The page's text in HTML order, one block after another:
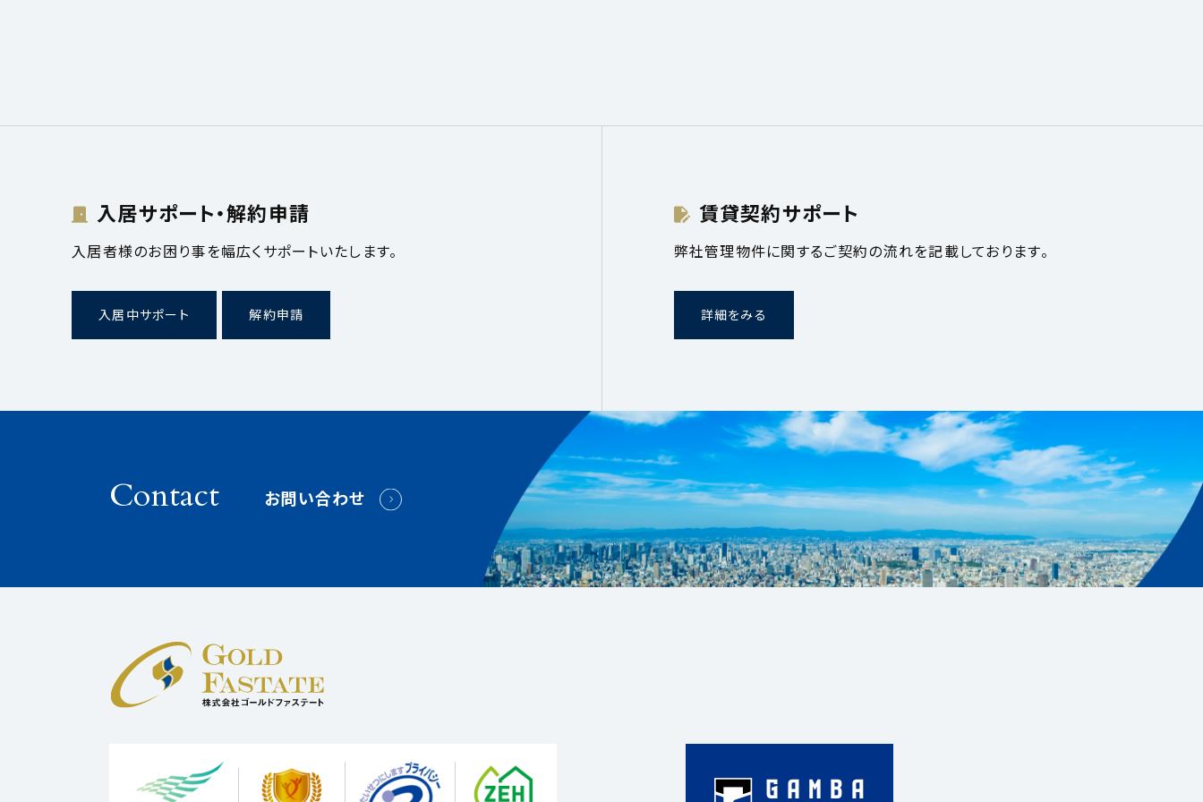
入居サポート・解約申請
入居者様のお困り事を幅広くサポートいたします。
入居中サポート 解約申請
賃貸契約サポート
弊社管理物件に関するご契約の流れを記載しております。
詳細をみる
Contact お問い合わせ